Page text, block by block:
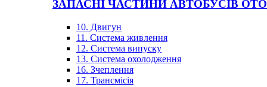
ЗАПАСНІ ЧАСТИНИ АВТОБУСІВ
10. Двигун
11. Система живлення
12. Система випуску
13. Система охолодження
16. Зчеплення
17. Трансмісія